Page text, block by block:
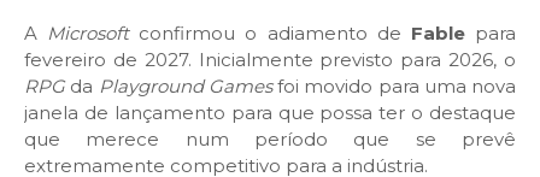
A Microsoft confirmou o adiamento de Fable para
fevereiro de 2027. Inicialmente previsto para 2026, o
RPG da Playground Gamesfoi movido para uma nova
janela de lançamento para que possa ter o destaque
que merece num período que se prevê
extremamente competitivo para a indústria.